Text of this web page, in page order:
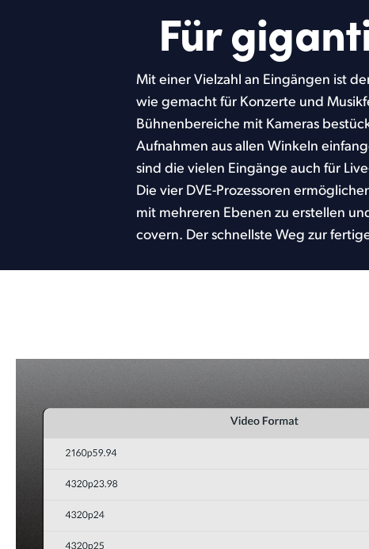
Für
Mit einer Vielzahl an Eingängen ist
wie gemacht für Konzerte und
Bühnenbereiche mit Kameras
Aufnahmen aus allen Winkeln
sind die vielen Eingänge auch für
Die vier DVE-Prozessoren
mit mehreren Ebenen zu erstellen
covern. Der schnellste Weg zur
produzieren! Mit leistungsfähigen
und vier ATEM Advanced Chroma
für die Produktion komplexer
Der ATEM Constellation bietet sich
Gotteshäusern an. Er bringt die
professionelle Resultate mit.